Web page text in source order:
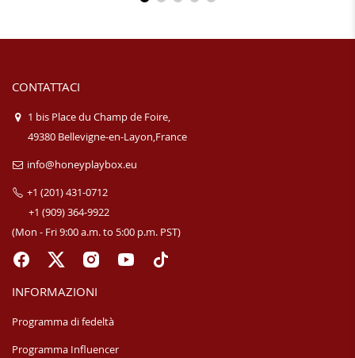
CONTATTACI
1 bis Place du Champ de Foire,
49380 Bellevigne-en-Layon,France
info@honeyplaybox.eu
+1 (201) 431-0712
+1 (909) 364-9922
(Mon - Fri 9:00 a.m. to 5:00 p.m. PST)
INFORMAZIONI
Programma di fedeltà
Programma Influencer